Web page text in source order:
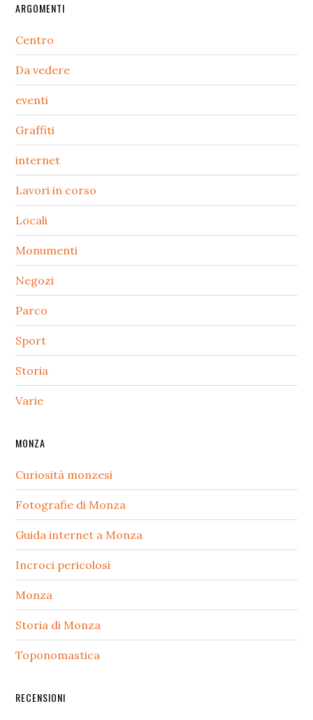
ARGOMENTI
Centro
Da vedere
eventi
Graffiti
internet
Lavori in corso
Locali
Monumenti
Negozi
Parco
Sport
Storia
Varie
MONZA
Curiosità monzesi
Fotografie di Monza
Guida internet a Monza
Incroci pericolosi
Monza
Storia di Monza
Toponomastica
RECENSIONI